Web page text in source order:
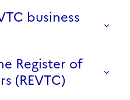
business
Register of
(REVTC)